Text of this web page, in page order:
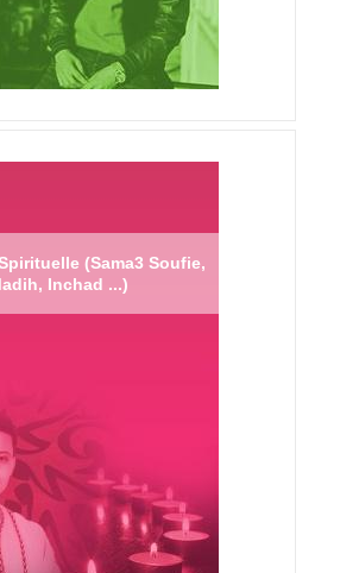
(Sama3 Soufie,
Inchad ...)